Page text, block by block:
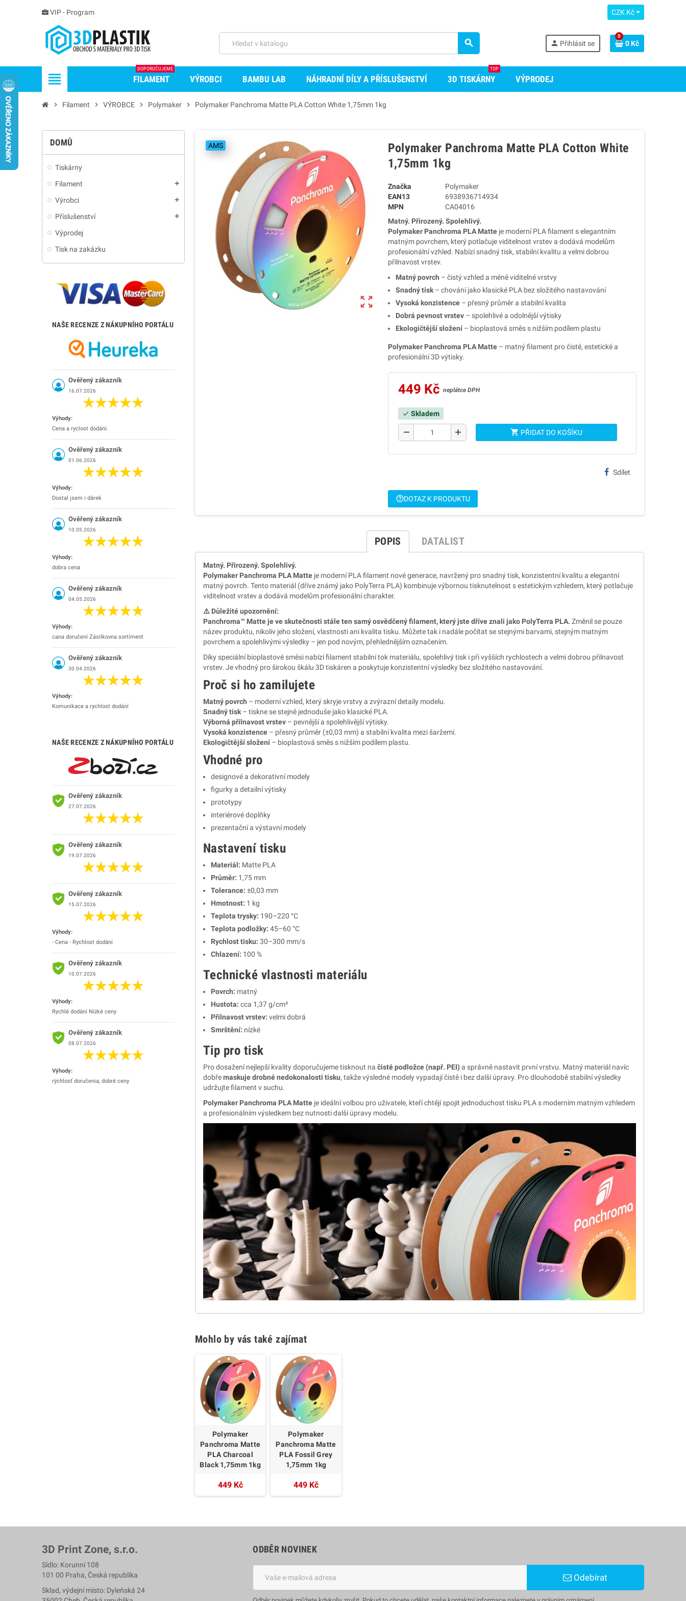
VIP - Program CZK Kč
search person Přihlásit se
0
0 Kč
view_headline FILAMENT
DOPORUČUJEME
VÝROBCI BAMBU LAB NÁHRADNÍ DÍLY A PŘÍSLUŠENSTVÍ 3D TISKÁRNY
TOP
VÝPRODEJ
chevron_right Filament chevron_right VÝROBCE chevron_right Polymaker chevron_right Polymaker Panchroma Matte PLA Cotton White 1,75mm 1kg
DOMŮ
Tiskárny
Filament
add
Výrobci add
Příslušenství add
Výprodej
Tisk na zakázku
NAŠE RECENZE Z NÁKUPNÍHO PORTÁLU
Ověřený zákazník
16.07.2026
Výhody:
Cena a ryclost dodání.
Ověřený zákazník
01.06.2026
Výhody:
Dostal jsem i dárek
Ověřený zákazník
10.05.2026
Výhody:
dobra cena
Ověřený zákazník
04.05.2026
Výhody:
cana doručení Zásilkovna sortiment
Ověřený zákazník
30.04.2026
Výhody:
Komunikace a rychlost dodání
NAŠE RECENZE Z NÁKUPNÍHO PORTÁLU
Ověřený zákazník
27.07.2026
Ověřený zákazník
19.07.2026
Ověřený zákazník
15.07.2026
Výhody:
- Cena - Rychlost dodání
Ověřený zákazník
10.07.2026
Výhody:
Rychlé dodání Nízké ceny
Ověřený zákazník
08.07.2026
Výhody:
rýchlosť doručenia, dobré ceny
zoom_out_map
AMS
Polymaker Panchroma Matte PLA Cotton White
1,75mm 1kg
Značka
Polymaker
EAN13
6938936714934
MPN
CA04016
Matný. Přirozený. Spolehlivý.
Polymaker Panchroma PLA Matteje moderní PLA filament s elegantním
matným povrchem, který potlačuje viditelnost vrstev a dodává modelům
profesionální vzhled. Nabízí snadný tisk, stabilní kvalitu a velmi dobrou
přilnavost vrstev.
Matný povrch – čistý vzhled a méně viditelné vrstvy
Snadný tisk– chování jako klasické PLA bez složitého nastavování
Vysoká konzistence– přesný průměr a stabilní kvalita
Dobrá pevnost vrstev– spolehlivé a odolnější výtisky
Ekologičtější složení– bioplastová směs s nižším podílem plastu
Polymaker Panchroma PLA Matte– matný filament pro čisté, estetické a
profesionální 3D výtisky.
449 Kč neplátce DPH
check Skladem
remove add shopping_cart PŘIDAT DO KOŠÍKU
Sdílet
help_outlineDOTAZ K PRODUKTU
POPIS DATALIST
Matný. Přirozený. Spolehlivý.
Polymaker Panchroma PLA Matte je moderní PLA filament nové generace, navržený pro snadný tisk, konzistentní kvalitu a elegantní
matný povrch. Tento materiál (dříve známý jako PolyTerra PLA) kombinuje výbornou tisknutelnost s estetickým vzhledem, který potlačuje
viditelnost vrstev a dodává modelům profesionální charakter.
⚠️ Důležité upozornění:
Panchroma™ Matte je ve skutečnosti stále ten samý osvědčený filament, který jste dříve znali jako PolyTerra PLA. Změnil se pouze
název produktu, nikoliv jeho složení, vlastnosti ani kvalita tisku. Můžete tak i nadále počítat se stejnými barvami, stejným matným
povrchem a spolehlivými výsledky – jen pod novým, přehlednějším označením.
Díky speciální bioplastové směsi nabízí filament stabilní tok materiálu, spolehlivý tisk i při vyšších rychlostech a velmi dobrou přilnavost
vrstev. Je vhodný pro širokou škálu 3D tiskáren a poskytuje konzistentní výsledky bez složitého nastavování.
Proč si ho zamilujete
Matný povrch – moderní vzhled, který skryje vrstvy a zvýrazní detaily modelu.
Snadný tisk – tiskne se stejně jednoduše jako klasické PLA.
Výborná přilnavost vrstev – pevnější a spolehlivější výtisky.
Vysoká konzistence – přesný průměr (±0,03 mm) a stabilní kvalita mezi šaržemi.
Ekologičtější složení – bioplastová směs s nižším podílem plastu.
Vhodné pro
designové a dekorativní modely
figurky a detailní výtisky
prototypy
interiérové doplňky
prezentační a výstavní modely
Nastavení tisku
Materiál: Matte PLA
Průměr: 1,75 mm
Tolerance: ±0,03 mm
Hmotnost: 1 kg
Teplota trysky: 190–220 °C
Teplota podložky: 45–60 °C
Rychlost tisku: 30–300 mm/s
Chlazení: 100 %
Technické vlastnosti materiálu
Povrch: matný
Hustota: cca 1,37 g/cm³
Přilnavost vrstev: velmi dobrá
Smrštění: nízké
Tip pro tisk
Pro dosažení nejlepší kvality doporučujeme tisknout na čisté podložce (např. PEI) a správně nastavit první vrstvu. Matný materiál navíc
dobřemaskuje drobné nedokonalosti tisku, takže výsledné modely vypadají čistě i bez další úpravy. Pro dlouhodobě stabilní výsledky
udržujte filament v suchu.
Polymaker Panchroma PLA Matte je ideální volbou pro uživatele, kteří chtějí spojit jednoduchost tisku PLA s moderním matným vzhledem
a profesionálním výsledkem bez nutnosti další úpravy modelu.
Mohlo by vás také zajímat
Polymaker
Panchroma Matte
PLA Charcoal
Black 1,75mm 1kg
449 Kč
Polymaker
Panchroma Matte
PLA Fossil Grey
1,75mm 1kg
449 Kč
3D Print Zone, s.r.o.
Sídlo: Korunní 108
101 00 Praha, Česká republika
Sklad, výdejní místo: Dyleňská 24
ODBĚR NOVINEK
Odebírat